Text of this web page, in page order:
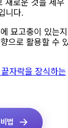
새로운 것을 세우
니다.
묘고충이 있는지
으로 활용할 수
자락을 장식하는
법